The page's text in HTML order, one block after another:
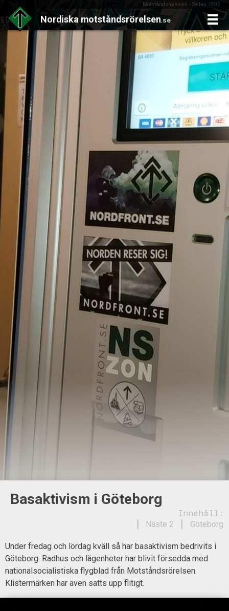
Motståndsrörelsen - Sedan 1997
Nordiska motståndsrörelsen.se
Skip
to
content
Basaktivism i Göteborg
Innehåll:
Göteborg
Näste 2
Under fredag och lördag kväll så har basaktivism bedrivits i
Göteborg. Radhus och lägenheter har blivit försedda med
nationalsocialistiska flygblad från Motståndsrörelsen.
Klistermärken har även satts upp flitigt.